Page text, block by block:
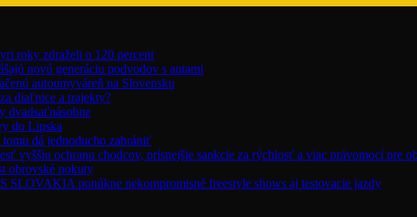
roky zdraželi o 120 percent
novú generáciu podvodov s autami
autoumyváreň na Slovensku
diaľnice a trajekty?
dvadsaťnásobne
do Lipska
tomu dá jednoducho zabrániť
vyššiu ochranu chodcov, prísnejšie sankcie za rýchlosť a viac právomocí pre
obrovské pokuty
ponúkne nekompromisné freestyle shows aj testovacie jazdy